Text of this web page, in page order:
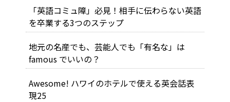
「英語コミュ障」必見！相手に伝わらない英語
を卒業する3つのステップ
地元の名産でも、芸能人でも「有名な」は
famous でいいの？
Awesome! ハワイのホテルで使える英会話表
現25